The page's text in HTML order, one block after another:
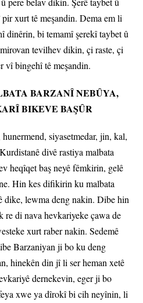
xurt tê meşandin. Dema em li
dinêrin, bi temamî şerekî taybet û
tevilhev dikin, çi raste, çi
vî bingehî tê meşandin.
BARZANÎ NEBÛYA,
BIKEVE BAŞÛR
siyasetmedar, jin, kal,
divê rastiya malbata
heqîqet baş neyê fêmkirin, gelê
Hin kes difikirin ku malbata
lewma deng nakin. Dibe hin
di nava hevkariyeke çawa de
xurt raber nakin. Sedemê
Barzaniyan ji bo ku deng
hinekên din jî li ser heman xetê
dernekevin, eger ji bo
xwe ya dîrokî bi cih neyînin, li